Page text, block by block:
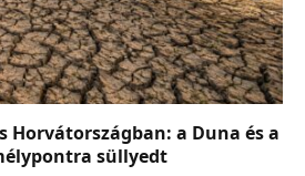
Horvátországban: a Duna és a
süllyedt